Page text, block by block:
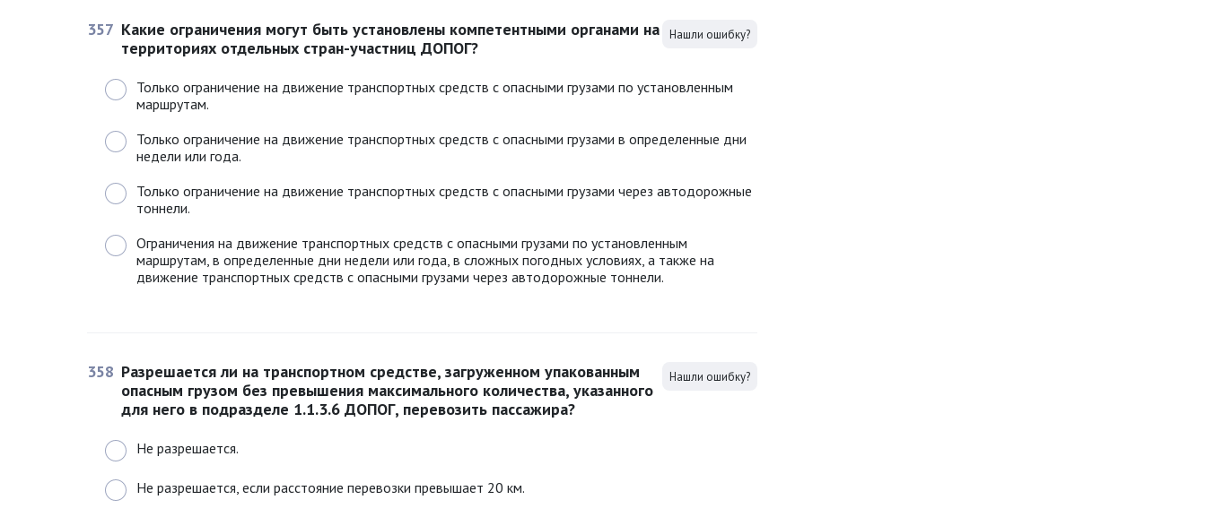
357 Какие ограничения могут быть установлены компетентными органами на
территориях отдельных стран-участниц ДОПОГ?
Нашли ошибку?
Только ограничение на движение транспортных средств с опасными грузами по установленным
маршрутам.
Только ограничение на движение транспортных средств с опасными грузами в определенные дни
недели или года.
Только ограничение на движение транспортных средств с опасными грузами через автодорожные
тоннели.
Ограничения на движение транспортных средств с опасными грузами по установленным
маршрутам, в определенные дни недели или года, в сложных погодных условиях, а также на
движение транспортных средств с опасными грузами через автодорожные тоннели.
358 Разрешается ли на транспортном средстве, загруженном упакованным
опасным грузом без превышения максимального количества, указанного
для него в подразделе 1.1.3.6 ДОПОГ, перевозить пассажира?
Нашли ошибку?
Не разрешается.
Не разрешается, если расстояние перевозки превышает 20 км.